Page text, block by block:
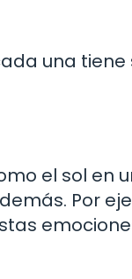
una tiene
el sol en
Por